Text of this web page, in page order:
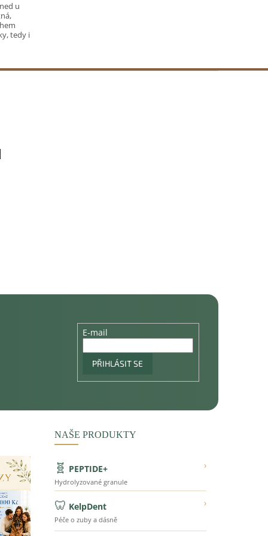
u
tedy i
E-mail
PŘIHLÁSIT SE
NAŠE PRODUKTY
🧬 PEPTIDE+ ›
Hydrolyzované granule
🦷 KelpDent ›
Péče o zuby a dásně